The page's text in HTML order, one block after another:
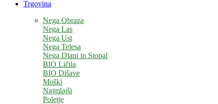
Trgovina
Nega Obraza
Nega Las
Nega Ust
Nega Telesa
Nega Dlani in Stopal
BIO Ličila
BIO Dišave
Moški
Najmlajši
Poletje